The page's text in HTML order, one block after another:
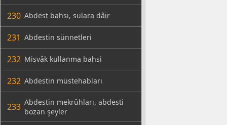
230 Abdest bahsi, sulara dâir
231 Abdestin sünnetleri
232 Misvâk kullanma bahsi
232 Abdestin müstehabları
233 Abdestin mekrûhları, abdesti
bozan şeyler